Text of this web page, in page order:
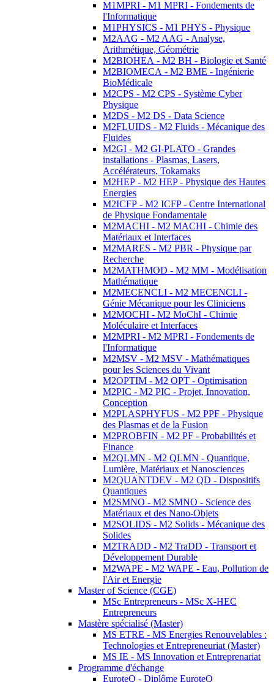
M1MPRI - M1 MPRI - Fondements de
l'Informatique
M1PHYSICS - M1 PHYS - Physique
M2AAG - M2 AAG - Analyse,
Arithmétique, Géométrie
M2BIOHEA - M2 BH - Biologie et Santé
M2BIOMECA - M2 BME - Ingénierie
BioMédicale
M2CPS - M2 CPS - Système Cyber
Physique
M2DS - M2 DS - Data Science
M2FLUIDS - M2 Fluids - Mécanique des
Fluides
M2GI - M2 GI-PLATO - Grandes
installations - Plasmas, Lasers,
Accélérateurs, Tokamaks
M2HEP - M2 HEP - Physique des Hautes
Energies
M2ICFP - M2 ICFP - Centre International
de Physique Fondamentale
M2MACHI - M2 MACHI - Chimie des
Matériaux et Interfaces
M2MARES - M2 PBR - Physique par
Recherche
M2MATHMOD - M2 MM - Modélisation
Mathématique
M2MECENCLI - M2 MECENCLI -
Génie Mécanique pour les Cliniciens
M2MOCHI - M2 MoChI - Chimie
Moléculaire et Interfaces
M2MPRI - M2 MPRI - Fondements de
l'Informatique
M2MSV - M2 MSV - Mathématiques
pour les Sciences du Vivant
M2OPTIM - M2 OPT - Optimisation
M2PIC - M2 PIC - Projet, Innovation,
Conception
M2PLASPHYFUS - M2 PPF - Physique
des Plasmas et de la Fusion
M2PROBFIN - M2 PF - Probabilités et
Finance
M2QLMN - M2 QLMN - Quantique,
Lumière, Matériaux et Nanosciences
M2QUANTDEV - M2 QD - Dispositifs
Quantiques
M2SMNO - M2 SMNO - Science des
Matériaux et des Nano-Objets
M2SOLIDS - M2 Solids - Mécanique des
Solides
M2TRADD - M2 TraDD - Transport et
Développement Durable
M2WAPE - M2 WAPE - Eau, Pollution de
l'Air et Energie
Master of Science (CGE)
MSc Entrepreneurs - MSc X-HEC
Entrepreneurs
Mastère spécialisé (Master)
MS ETRE - MS Energies Renouvelables :
Technologies et Entrepreneuriat (Master)
MS IE - MS Innovation et Entreprenariat
Programme d'échange
EuroteQ - Diplôme EuroteQ